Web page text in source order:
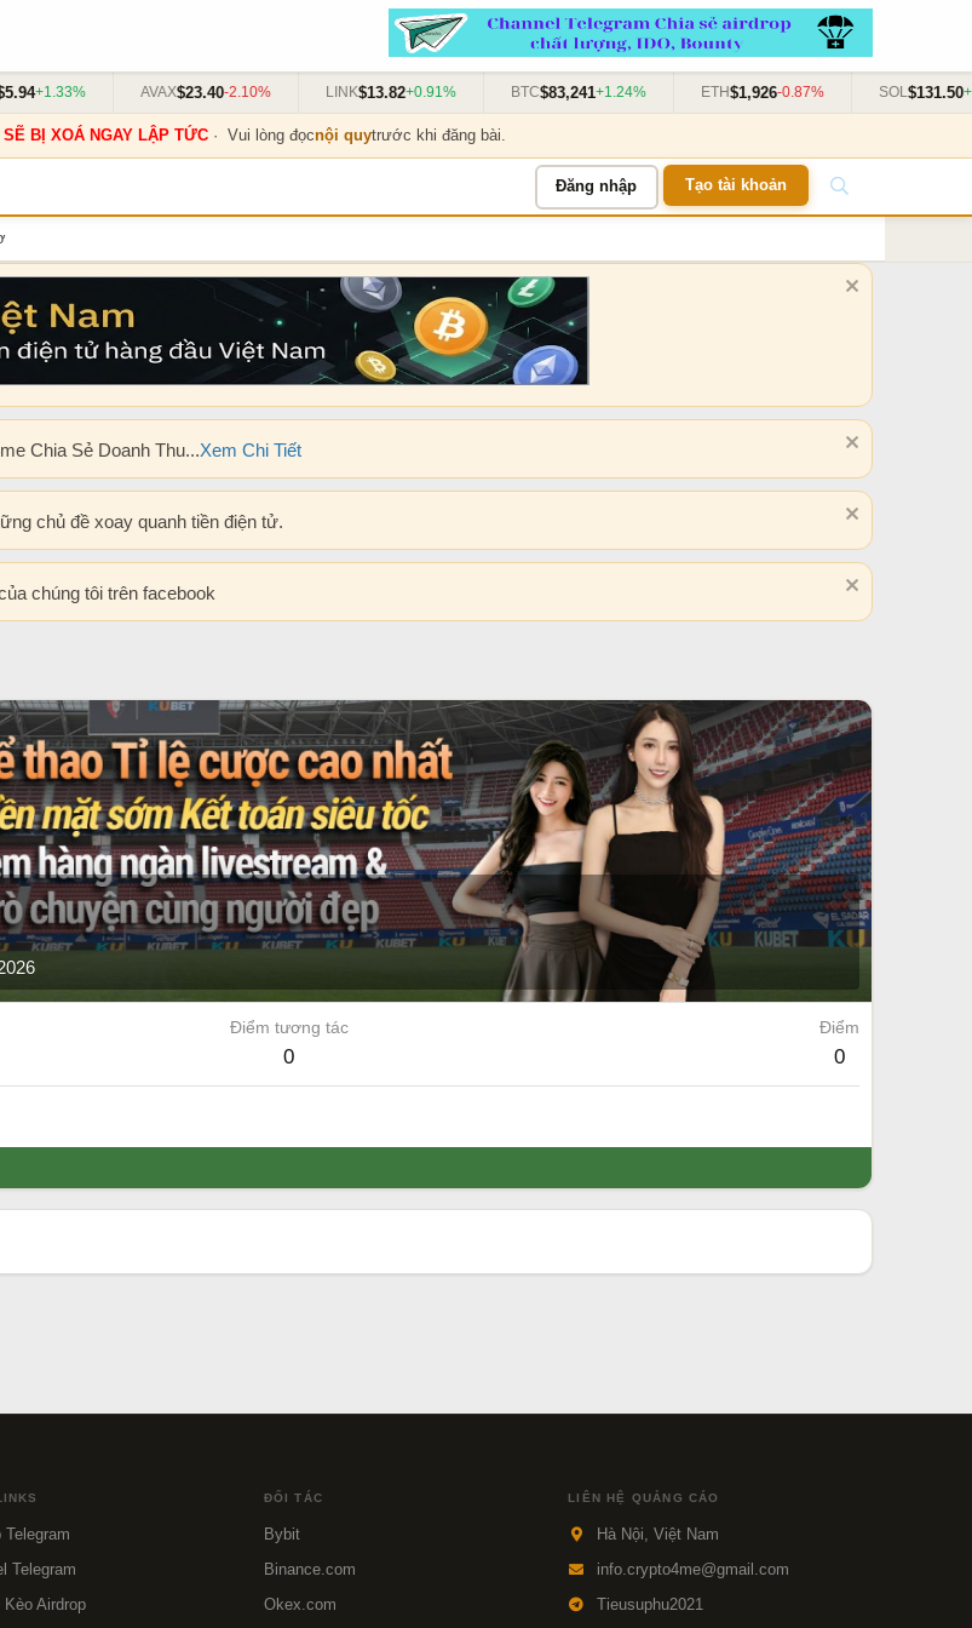
+1.33% AVAX$23.40-2.10% LINK$13.82+0.91% BTC$83,241+1.24% ETH$1,926-0.87% SOL$131.50
BỊ XOÁ NGAY LẬP TỨC· Vui lòng đọcnội quytrước khi đăng bài.
Đăng nhập Tạo tài khoản
Chia Sẻ Doanh Thu...Xem Chi Tiết
chủ đề xoay quanh tiền điện tử.
chúng tôi trên facebook
Điểm tương tác
0
Điểm
0
Telegram
Telegram
Kèo Airdrop
ĐỐI TÁC
Bybit
Binance.com
Okex.com
LIÊN HỆ QUẢNG CÁO
Hà Nội, Việt Nam
info.crypto4me@gmail.com
Tieusuphu2021